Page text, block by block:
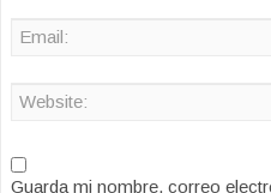
Guarda mi nombre, correo